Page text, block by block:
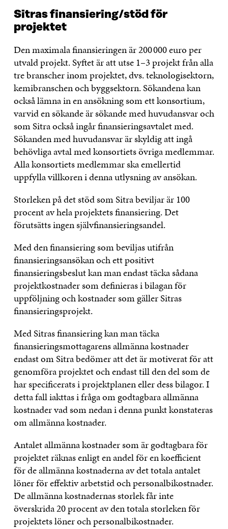
Sitras finansiering/stöd för
projektet
Den maximala finansieringen är 200 000 euro per
utvald projekt. Syftet är att utse 1–3 projekt från alla
tre branscher inom projektet, dvs. teknologisektorn,
kemibranschen och byggsektorn. Sökandena kan
också lämna in en ansökning som ett konsortium,
varvid en sökande är sökande med huvudansvar och
som Sitra också ingår finansieringsavtalet med.
Sökanden med huvudansvar är skyldig att ingå
behövliga avtal med konsortiets övriga medlemmar.
Alla konsortiets medlemmar ska emellertid
uppfylla villkoren i denna utlysning av ansökan.
Storleken på det stöd som Sitra beviljar är 100
procent av hela projektets finansiering. Det
förutsätts ingen självfinansieringsandel.
Med den finansiering som beviljas utifrån
finansieringsansökan och ett positivt
finansieringsbeslut kan man endast täcka sådana
projektkostnader som definieras i bilagan för
uppföljning och kostnader som gäller Sitras
finansieringsprojekt.
Med Sitras finansiering kan man täcka
finansieringsmottagarens allmänna kostnader
endast om Sitra bedömer att det är motiverat för att
genomföra projektet och endast till den del som de
har specificerats i projektplanen eller dess bilagor. I
detta fall iakttas i fråga om godtagbara allmänna
kostnader vad som nedan i denna punkt konstateras
om allmänna kostnader.
Antalet allmänna kostnader som är godtagbara för
projektet räknas enligt en andel för en koefficient
för de allmänna kostnaderna av det totala antalet
löner för effektiv arbetstid och personalbikostnader.
De allmänna kostnadernas storlek får inte
överskrida 20 procent av den totala storleken för
projektets löner och personalbikostnader.